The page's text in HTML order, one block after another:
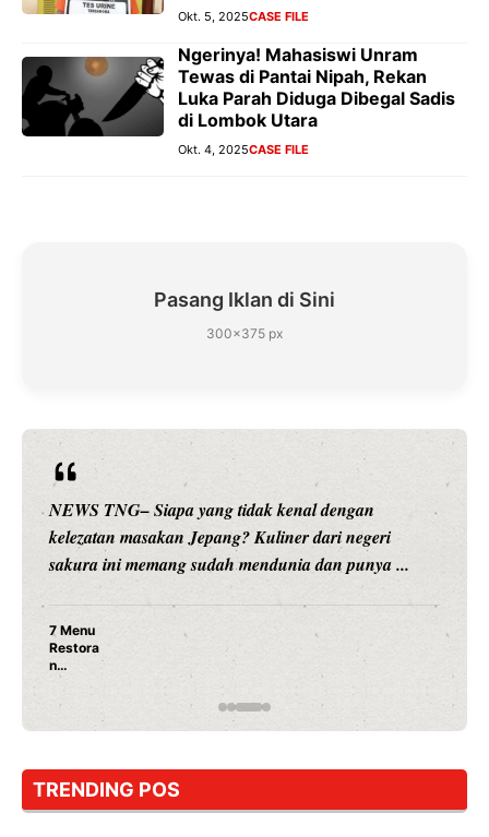
Okt. 5, 2025CASE FILE
Ngerinya! Mahasiswi Unram
Tewas di Pantai Nipah, Rekan
Luka Parah Diduga Dibegal Sadis
di Lombok Utara
Okt. 4, 2025CASE FILE
Pasang Iklan di Sini
300×375 px
NEWS TNG– Siapa sangka, dua nama besar di
hiburan, Nunung Srimulat dan Vicky Prasetyo, kini
merambah dunia kuliner dengan ...
Nunung Srimulat & Vicky Prasetyo Buka Restoran
Rahasia Mami Bikin Nagih!
TRENDING POS